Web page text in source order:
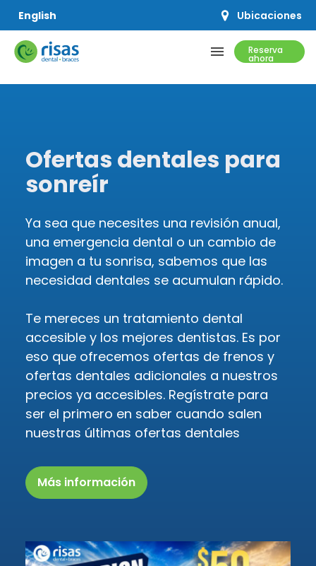
English Ubicaciones
menu Reserva
ahora
Sitewide SPA
Ofertas dentales para
sonreír
Ya sea que necesites una revisión anual,
una emergencia dental o un cambio de
imagen a tu sonrisa, sabemos que las
necesidad dentales se acumulan rápido.
Te mereces un tratamiento dental
accesible y los mejores dentistas. Es por
eso que ofrecemos ofertas de frenos y
ofertas dentales adicionales a nuestros
precios ya accesibles. Regístrate para
ser el primero en saber cuando salen
nuestras últimas ofertas dentales
Más información